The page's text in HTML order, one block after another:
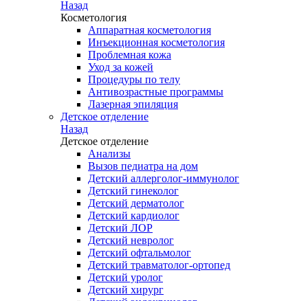
Назад
Косметология
Аппаратная косметология
Инъекционная косметология
Проблемная кожа
Уход за кожей
Процедуры по телу
Антивозрастные программы
Лазерная эпиляция
Детское отделение
Назад
Детское отделение
Анализы
Вызов педиатра на дом
Детский аллерголог-иммунолог
Детский гинеколог
Детский дерматолог
Детский кардиолог
Детский ЛОР
Детский невролог
Детский офтальмолог
Детский травматолог-ортопед
Детский уролог
Детский хирург